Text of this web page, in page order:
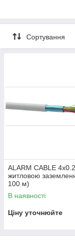
маркований і
Сортування
ALARM CABLE
житловою
100 м)
В наявності
Ціну уточнюйте